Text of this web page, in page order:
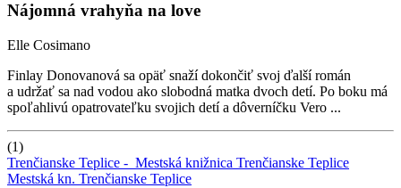
Nájomná vrahyňa na love
Elle Cosimano
Finlay Donovanová sa opäť snaží dokončiť svoj ďalší román
a udržať sa nad vodou ako slobodná matka dvoch detí. Po boku má
spoľahlivú opatrovateľku svojich detí a dôverníčku Vero ...
(1)
Trenčianske Teplice - Mestská knižnica Trenčianske Teplice
Mestská kn. Trenčianske Teplice